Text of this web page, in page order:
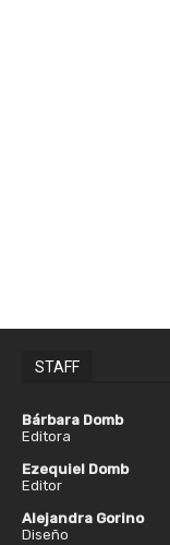
STAFF
Bárbara Domb
Editora
Ezequiel Domb
Editor
Alejandra Gorino
Diseño